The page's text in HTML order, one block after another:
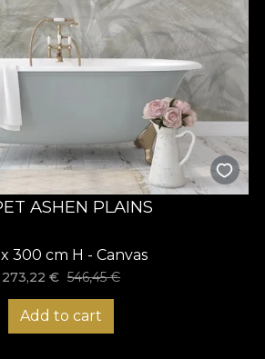
ASHEN PLAINS
x 300 cm H - Canvas
273,22 € 546,45€
Add to cart